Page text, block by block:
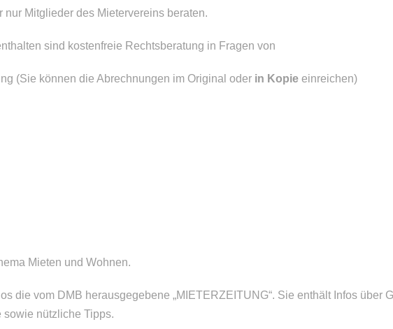
Mitglieder des Mietervereins beraten.
sind kostenfreie Rechtsberatung in Fragen von
(Sie können die Abrechnungen im Original oder in Kopie einreichen)
Mieten und Wohnen.
die vom DMB herausgegebene „MIETERZEITUNG“. Sie enthält Infos über
nützliche Tipps.